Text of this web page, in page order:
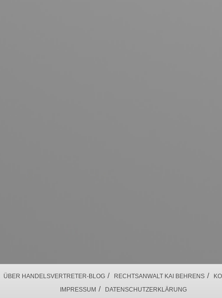
ÜBER HANDELSVERTRETER-BLOG / RECHTSANWALT KAI BEHRENS /
IMPRESSUM / DATENSCHUTZERKLÄRUNG